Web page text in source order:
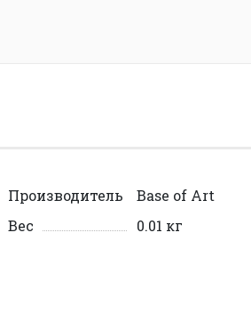
Производитель
Base of Art
Вес
0.01 кг